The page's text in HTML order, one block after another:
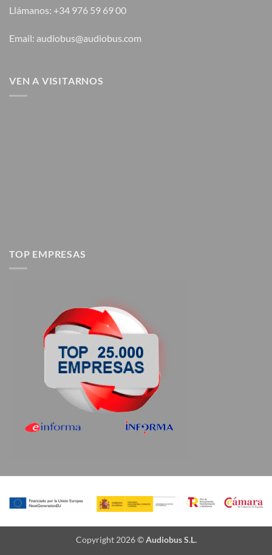
Llámanos: +34 976 59 69 00
Email: audiobus@audiobus.com
VEN A VISITARNOS
TOP EMPRESAS
Copyright 2026 ©Audiobus S.L.